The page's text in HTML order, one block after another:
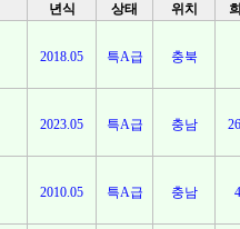
년식 상태 위치
2018.05 특A급 충북
2023.05 특A급 충남
2010.05 특A급 충남